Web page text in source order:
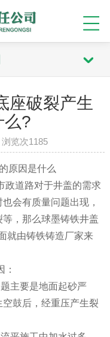
座破裂产生
么?
览次1185
原因是什么
政道路对于井盖的需求
会有质量问题出现，
等，那么球墨铸铁井盖
就由铸铁铸造厂家来
主要是地面起砂严
鼓后，经重压产生裂